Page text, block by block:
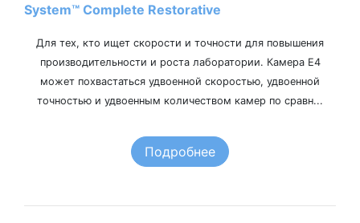
System™ Complete Restorative
Для тех, кто ищет скорости и точности для повышения
производительности и роста лаборатории. Камера E4
может похвастаться удвоенной скоростью, удвоенной
точностью и удвоенным количеством камер по сравн...
Подробнее